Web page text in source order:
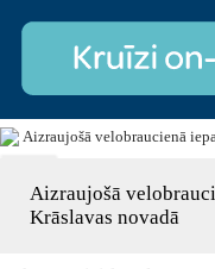
Aizraujošā
Krāslavas novadā